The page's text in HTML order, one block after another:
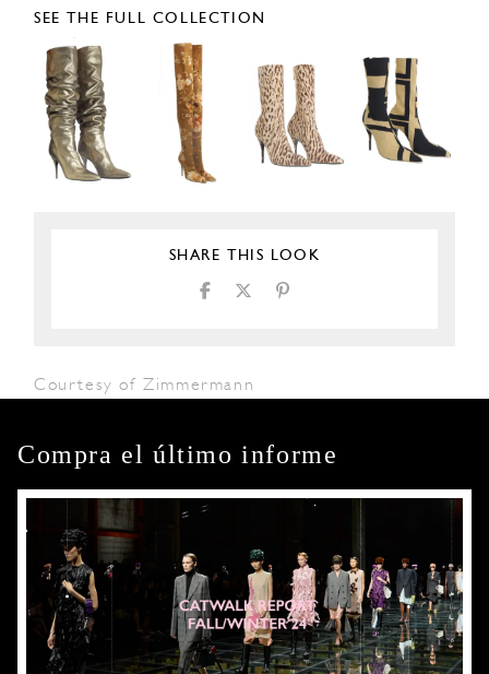
SEE THE FULL COLLECTION
SHARE THIS LOOK
Courtesy of Zimmermann
Compra el último informe